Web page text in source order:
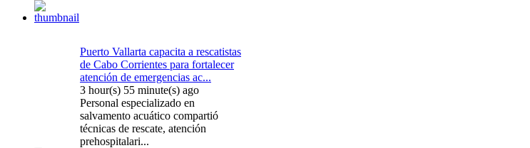
Puerto Vallarta capacita a rescatistas
de Cabo Corrientes para fortalecer
atención de emergencias ac...
3 hour(s) 55 minute(s) ago
Personal especializado en
salvamento acuático compartió
técnicas de rescate, atención
prehospitalari...